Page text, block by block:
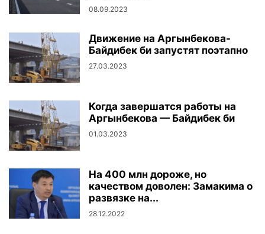
08.09.2023
Движение на Аргынбекова-
Байдибек би запустят поэтапно
27.03.2023
Когда завершатся работы на
Аргынбекова — Байдибек би
01.03.2023
На 400 млн дороже, но
качеством доволен: Замакима о
развязке на...
28.12.2022